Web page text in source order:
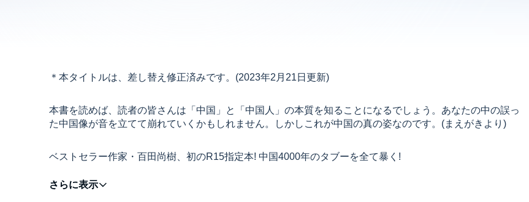
＊本タイトルは、差し替え修正済みです。(2023年2月21日更新)
本書を読めば、読者の皆さんは「中国」と「中国人」の本質を知ることになるでしょう。あなたの中の誤っ
た中国像が音を立てて崩れていくかもしれません。しかしこれが中国の真の姿なのです。(まえがきより)
ベストセラー作家・百田尚樹、初のR15指定本! 中国4000年のタブーを全て暴く!
©- (P). MEDIA DO Co.,Ltd.